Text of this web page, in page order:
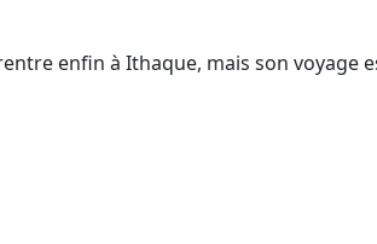
enfin à Ithaque, mais son voyage